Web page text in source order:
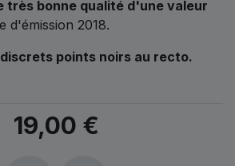
très bonne qualité d'une valeur
d'émission 2018.
points noirs au recto.
19,00 €